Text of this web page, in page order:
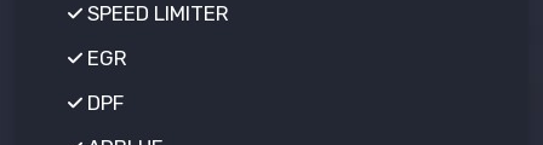
SPEED LIMITER
EGR
DPF